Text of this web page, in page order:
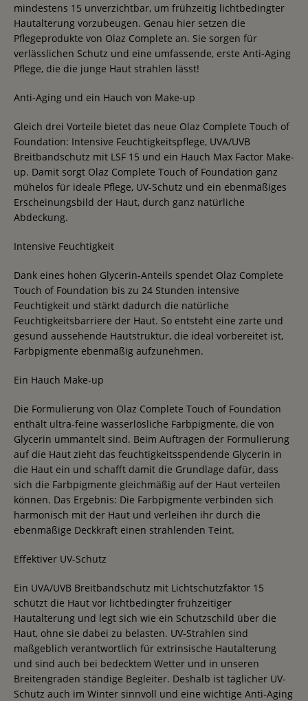
mindestens 15 unverzichtbar, um frühzeitig lichtbedingter
Hautalterung vorzubeugen. Genau hier setzen die
Pflegeprodukte von Olaz Complete an. Sie sorgen für
verlässlichen Schutz und eine umfassende, erste Anti-Aging
Pflege, die die junge Haut strahlen lässt!
Anti-Aging und ein Hauch von Make-up
Gleich drei Vorteile bietet das neue Olaz Complete Touch of
Foundation: Intensive Feuchtigkeitspflege, UVA/UVB
Breitbandschutz mit LSF 15 und ein Hauch Max Factor Make-
up. Damit sorgt Olaz Complete Touch of Foundation ganz
mühelos für ideale Pflege, UV-Schutz und ein ebenmäßiges
Erscheinungsbild der Haut, durch ganz natürliche
Abdeckung.
Intensive Feuchtigkeit
Dank eines hohen Glycerin-Anteils spendet Olaz Complete
Touch of Foundation bis zu 24 Stunden intensive
Feuchtigkeit und stärkt dadurch die natürliche
Feuchtigkeitsbarriere der Haut. So entsteht eine zarte und
gesund aussehende Hautstruktur, die ideal vorbereitet ist,
Farbpigmente ebenmäßig aufzunehmen.
Ein Hauch Make-up
Die Formulierung von Olaz Complete Touch of Foundation
enthält ultra-feine wasserlösliche Farbpigmente, die von
Glycerin ummantelt sind. Beim Auftragen der Formulierung
auf die Haut zieht das feuchtigkeitsspendende Glycerin in
die Haut ein und schafft damit die Grundlage dafür, dass
sich die Farbpigmente gleichmäßig auf der Haut verteilen
können. Das Ergebnis: Die Farbpigmente verbinden sich
harmonisch mit der Haut und verleihen ihr durch die
ebenmäßige Deckkraft einen strahlenden Teint.
Effektiver UV-Schutz
Ein UVA/UVB Breitbandschutz mit Lichtschutzfaktor 15
schützt die Haut vor lichtbedingter frühzeitiger
Hautalterung und legt sich wie ein Schutzschild über die
Haut, ohne sie dabei zu belasten. UV-Strahlen sind
maßgeblich verantwortlich für extrinsische Hautalterung
und sind auch bei bedecktem Wetter und in unseren
Breitengraden ständige Begleiter. Deshalb ist täglicher UV-
Schutz auch im Winter sinnvoll und eine wichtige Anti-Aging